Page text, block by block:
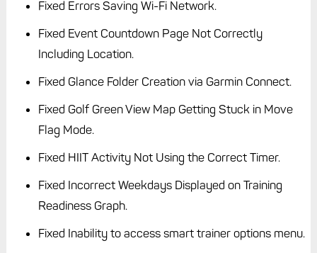
Fixed Errors Saving Wi-Fi Network.
Fixed Event Countdown Page Not Correctly
Including Location.
Fixed Glance Folder Creation via Garmin Connect.
Fixed Golf Green View Map Getting Stuck in Move
Flag Mode.
Fixed HIIT Activity Not Using the Correct Timer.
Fixed Incorrect Weekdays Displayed on Training
Readiness Graph.
Fixed Inability to access smart trainer options menu.